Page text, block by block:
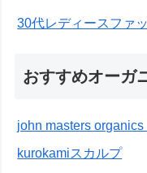
30代レディースファ
おすすめオーガ
john masters organics
kurokamiスカルプ